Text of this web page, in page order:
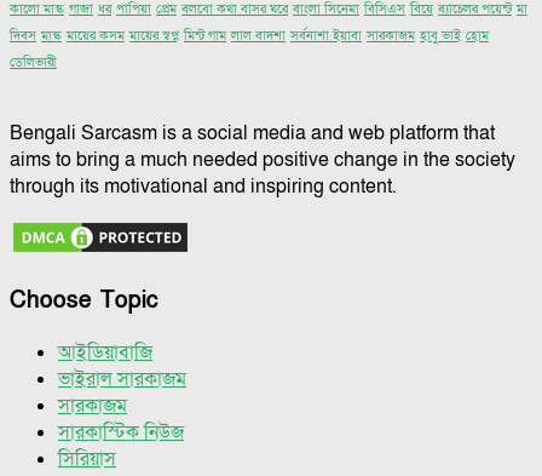
কালো মাস্ক গাজা ধর পাপিয়া প্রেম বলবো কথা বাসর ঘরে বাংলা সিনেমা বিসিএস বিয়ে ব্যাচেলর পয়েন্ট মা
দিবস মাস্ক মায়ের কসম মায়ের স্বপ্ন মিন্ট গাম লাল বাদশা সর্বনাশা ইয়াবা সারকাজম হাবু ভাই হোম
ডেলিভারী
Bengali Sarcasm is a social media and web platform that
aims to bring a much needed positive change in the society
through its motivational and inspiring content.
Choose Topic
আইডিয়াবাজি
ভাইরাল সারকাজম
সারকাজম
সারকাস্টিক নিউজ
সিরিয়াস